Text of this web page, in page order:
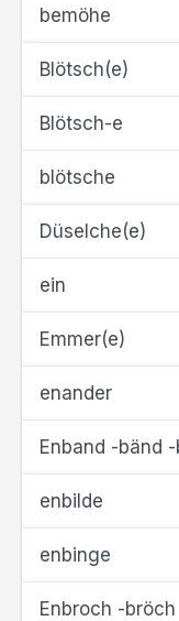
bemöhe
Blötsch(e)
Blötsch-e
blötsche
Düselche(e)
ein
Emmer(e)
enander
Enband -bänd
enbilde
enbinge
Enbroch -bröch